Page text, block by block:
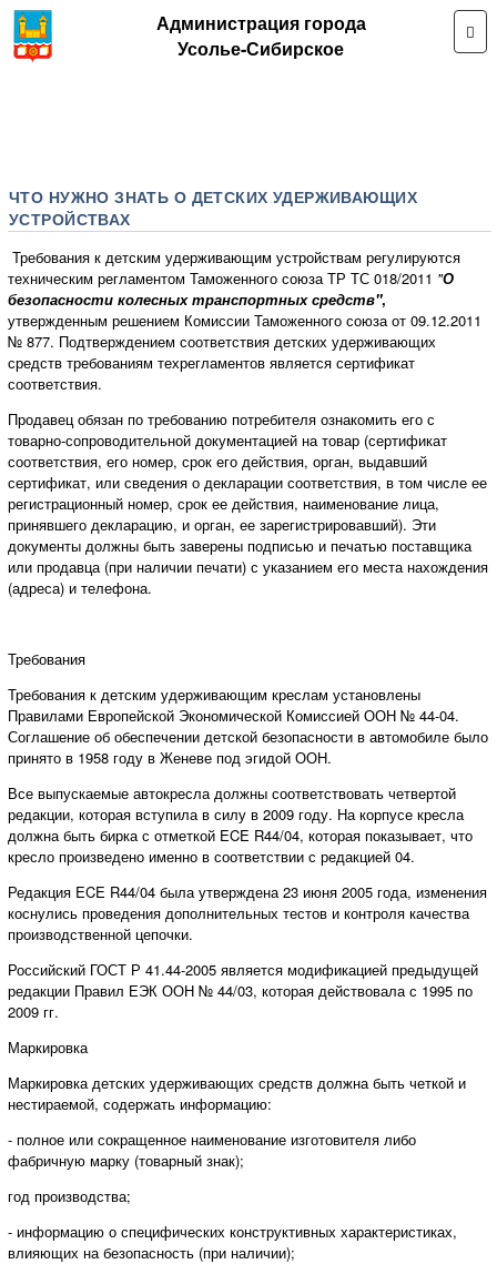
Администрация города
Усолье-Сибирское
ЧТО НУЖНО ЗНАТЬ О ДЕТСКИХ УДЕРЖИВАЮЩИХ
УСТРОЙСТВАХ
Требования к детским удерживающим устройствам регулируются
техническим регламентом Таможенного союза ТР ТС 018/2011 "О
безопасности колесных транспортных средств",
утвержденным решением Комиссии Таможенного союза от 09.12.2011
№ 877. Подтверждением соответствия детских удерживающих
средств требованиям техрегламентов является сертификат
соответствия.
Продавец обязан по требованию потребителя ознакомить его с
товарно-сопроводительной документацией на товар (сертификат
соответствия, его номер, срок его действия, орган, выдавший
сертификат, или сведения о декларации соответствия, в том числе ее
регистрационный номер, срок ее действия, наименование лица,
принявшего декларацию, и орган, ее зарегистрировавший). Эти
документы должны быть заверены подписью и печатью поставщика
или продавца (при наличии печати) с указанием его места нахождения
(адреса) и телефона.
Требования
Требования к детским удерживающим креслам установлены
Правилами Европейской Экономической Комиссией ООН № 44-04.
Соглашение об обеспечении детской безопасности в автомобиле было
принято в 1958 году в Женеве под эгидой ООН.
Все выпускаемые автокресла должны соответствовать четвертой
редакции, которая вступила в силу в 2009 году. На корпусе кресла
должна быть бирка с отметкой ECE R44/04, которая показывает, что
кресло произведено именно в соответствии с редакцией 04.
Редакция ECE R44/04 была утверждена 23 июня 2005 года, изменения
коснулись проведения дополнительных тестов и контроля качества
производственной цепочки.
Российский ГОСТ Р 41.44-2005 является модификацией предыдущей
редакции Правил ЕЭК ООН № 44/03, которая действовала с 1995 по
2009 гг.
Маркировка
Маркировка детских удерживающих средств должна быть четкой и
нестираемой, содержать информацию:
- полное или сокращенное наименование изготовителя либо
фабричную марку (товарный знак);
год производства;
- информацию о специфических конструктивных характеристиках,
влияющих на безопасность (при наличии);